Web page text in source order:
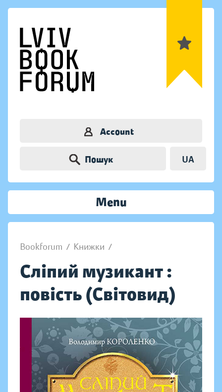
Account
Пошук UA
Menu
Bookforum / Книжки /
Сліпий музикант :
повість (Світовид)